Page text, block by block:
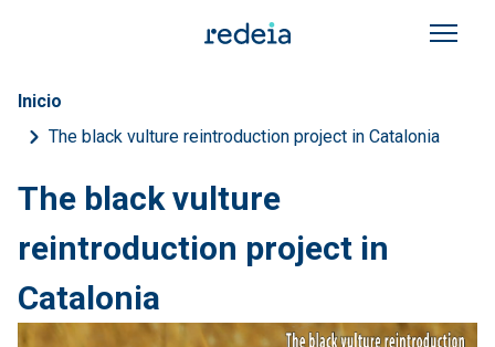
Breadcrumb
Inicio
The black vulture reintroduction project in Catalonia
The black vulture
reintroduction project in
Catalonia